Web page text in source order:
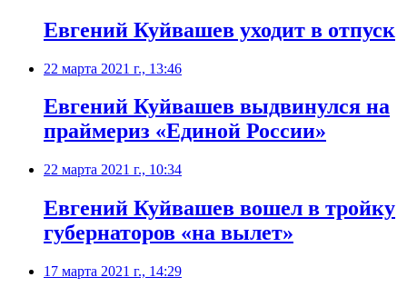
Евгений Куйвашев уходит в отпуск
22 марта 2021 г., 13:46
Евгений Куйвашев выдвинулся на
праймериз «Единой России»
22 марта 2021 г., 10:34
Евгений Куйвашев вошел в тройку
губернаторов «на вылет»
17 марта 2021 г., 14:29